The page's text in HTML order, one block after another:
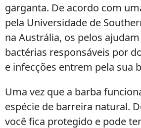
garganta. De acordo com
pela Universidade de
na Austrália, os pelos
bactérias responsáveis por
e infecções entrem pela sua
Uma vez que a barba
espécie de barreira natural.
você fica protegido e pode